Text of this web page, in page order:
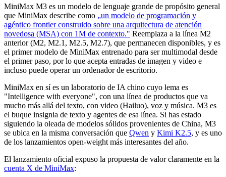
MiniMax M3 es un modelo de lenguaje grande de propósito general
que MiniMax describe como „un modelo de programación y
agéntico frontier construido sobre una arquitectura de atención
novedosa (MSA) con 1M de contexto." Reemplaza a la línea M2
anterior (M2, M2.1, M2.5, M2.7), que permanecen disponibles, y es
el primer modelo de MiniMax entrenado para ser multimodal desde
el primer paso, por lo que acepta entradas de imagen y video e
incluso puede operar un ordenador de escritorio.
MiniMax en sí es un laboratorio de IA chino cuyo lema es
"Intelligence with everyone", con una línea de productos que va
mucho más allá del texto, con video (Hailuo), voz y música. M3 es
el buque insignia de texto y agentes de esa línea. Si has estado
siguiendo la oleada de modelos sólidos provenientes de China, M3
se ubica en la misma conversación que Qwen y Kimi K2.5, y es uno
de los lanzamientos open-weight más interesantes del año.
El lanzamiento oficial expuso la propuesta de valor claramente en la
cuenta X de MiniMax: